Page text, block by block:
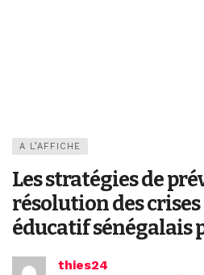
A L’AFFICHE
Les stratégies de
résolution des
éducatif sénégalais
thies24